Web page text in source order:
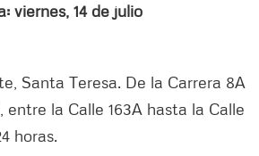
viernes, 14 de julio
Santa Teresa. De la Carrera 8A
entre la Calle 163A hasta la Calle
horas.